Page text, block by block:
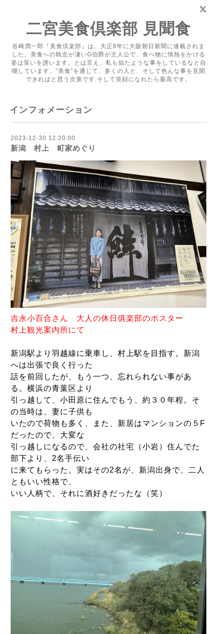
二宮美食倶楽部 見聞食
谷崎潤一郎『美食倶楽部』は、大正8年に大阪朝日新聞に連載されま
した。美食への執念が凄いG伯爵が主人公で、食べ物に情熱をかける
姿は笑いを誘います。とは言え、私も似たような事をしているなと自
嘲しています。”美食”を通じて、多くの人と、そして色んな事を見聞
できればと思う次第です.そして笑顔になれたら最高です。
インフォメーション
2023-12-30 12:20:00
新潟 村上 町家めぐり
吉永小百合さん 大人の休日俱楽部のポスター
村上観光案内所にて
新潟駅より羽越線に乗車し、村上駅を目指す。新潟
へは出張で良く行った
話を前回したが、もう一つ、忘れられない事があ
る。横浜の青葉区より
引っ越して、小田原に住んでもう、約３０年程。そ
の当時は、妻に子供も
いたので荷物も多く、また、新居はマンションの５F
だったので、大変な
引っ越しになるので、会社の社宅（小岩）住んでた
部下より、2名手伝い
に来てもらった。実はその2名が、新潟出身で、二人
ともいい性格で、
いい人柄で、それに酒好きだったな（笑）